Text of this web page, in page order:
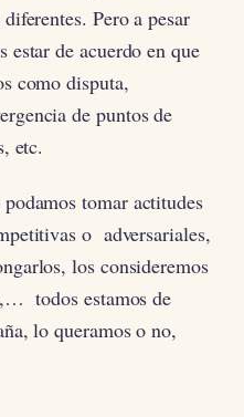
Pero a pesar
estar de acuerdo en que
como disputa,
de puntos de
etc.
tomar actitudes
o adversariales,
los consideremos
todos estamos de
lo queramos o no,